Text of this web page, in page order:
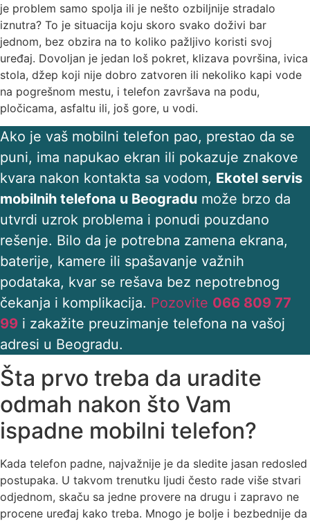
je problem samo spolja ili je nešto ozbiljnije stradalo
iznutra? To je situacija koju skoro svako doživi bar
jednom, bez obzira na to koliko pažljivo koristi svoj
uređaj. Dovoljan je jedan loš pokret, klizava površina, ivica
stola, džep koji nije dobro zatvoren ili nekoliko kapi vode
na pogrešnom mestu, i telefon završava na podu,
pločicama, asfaltu ili, još gore, u vodi.
Ako je vaš mobilni telefon pao, prestao da se
puni, ima napukao ekran ili pokazuje znakove
kvara nakon kontakta sa vodom, Ekotel servis
mobilnih telefona u Beogradu može brzo da
utvrdi uzrok problema i ponudi pouzdano
rešenje. Bilo da je potrebna zamena ekrana,
baterije, kamere ili spašavanje važnih
podataka, kvar se rešava bez nepotrebnog
čekanja i komplikacija. Pozovite 066 809 77
99 i zakažite preuzimanje telefona na vašoj
adresi u Beogradu.
Šta prvo treba da uradite
odmah nakon što Vam
ispadne mobilni telefon?
Kada telefon padne, najvažnije je da sledite jasan redosled
postupaka. U takvom trenutku ljudi često rade više stvari
odjednom, skaču sa jedne provere na drugu i zapravo ne
procene uređaj kako treba. Mnogo je bolje i bezbednije da